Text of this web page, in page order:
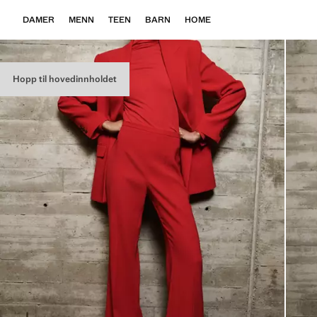
Hopp til hovedinnholdet
DAMER MENN TEEN BARN HOME